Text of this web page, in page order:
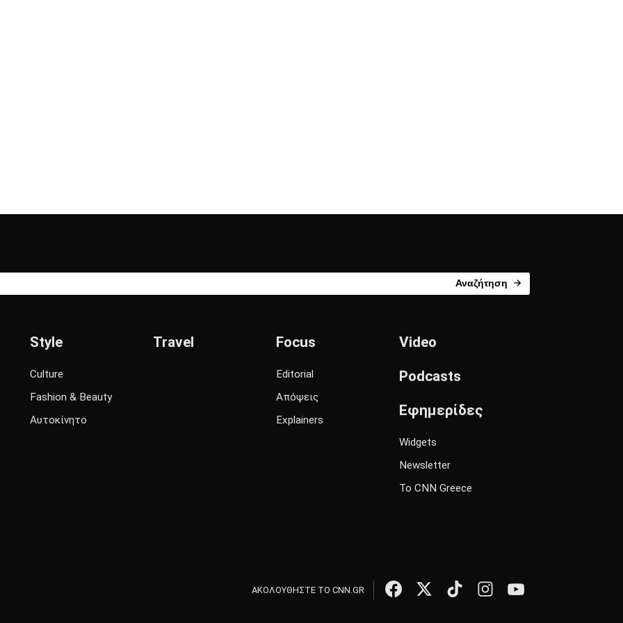
Αναζήτηση
Style
Culture
Fashion & Beauty
Αυτοκίνητο
Travel Focus
Editorial
Απόψεις
Explainers
Video
Podcasts
Εφημερίδες
Widgets
Newsletter
Το CNN Greece
ΑΚΟΛΟΥΘΗΣΤΕ ΤΟ CNN.GR